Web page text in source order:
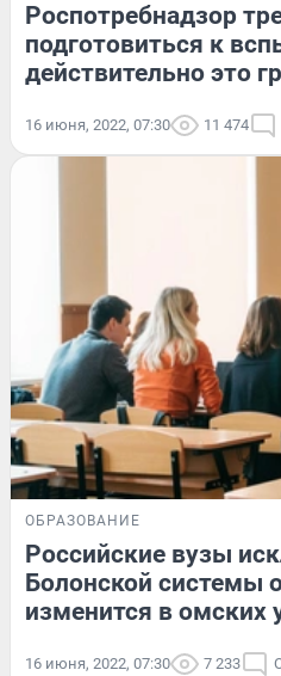
Роспотребнадзор
подготовиться к
действительно это
16 июня, 2022, 07:30 11 474
ОБРАЗОВАНИЕ
Российские вузы
Болонской системы
изменится в омских
16 июня, 2022, 07:30 7 233